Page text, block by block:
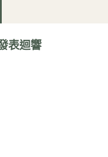
表迴響